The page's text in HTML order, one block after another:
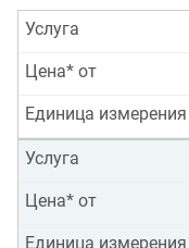
Услуга
Цена* от
Единица измерения
Услуга
Цена* от
Единица измерения